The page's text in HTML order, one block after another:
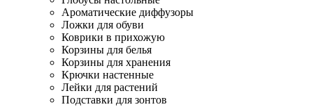
Ароматические диффузоры
Ложки для обуви
Коврики в прихожую
Корзины для белья
Корзины для хранения
Крючки настенные
Лейки для растений
Подставки для зонтов